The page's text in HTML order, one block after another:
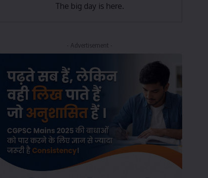
The big day is here.
- Advertisement -